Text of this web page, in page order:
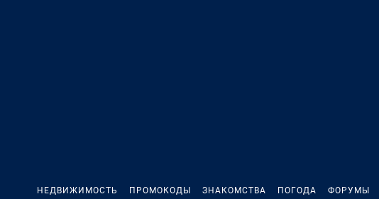
НЕДВИЖИМОСТЬ ПРОМОКОДЫ ЗНАКОМСТВА ПОГОДА ФОРУМЫ